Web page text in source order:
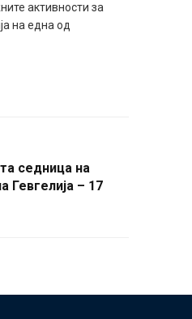
активности за
на една од
седница на
Гевгелија – 17